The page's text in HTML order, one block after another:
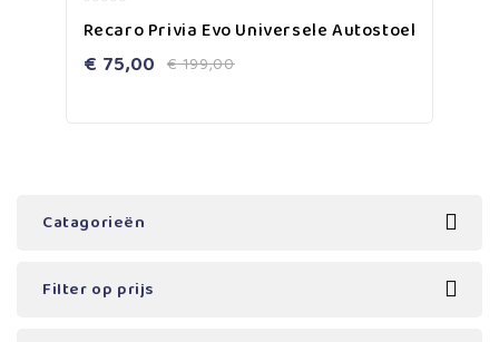
out
5
Recaro Privia Evo Universele Autostoel
€199,00
€ 75,00
Catagorieën
Filter op prijs